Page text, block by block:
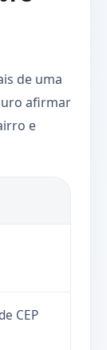
de uma
afirmar
e
CEP